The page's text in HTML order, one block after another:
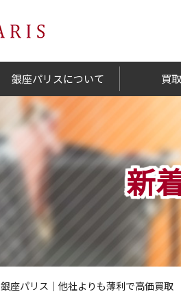
銀座パリスについて 買
新
銀座パリス｜他社よりも薄利で高価買取